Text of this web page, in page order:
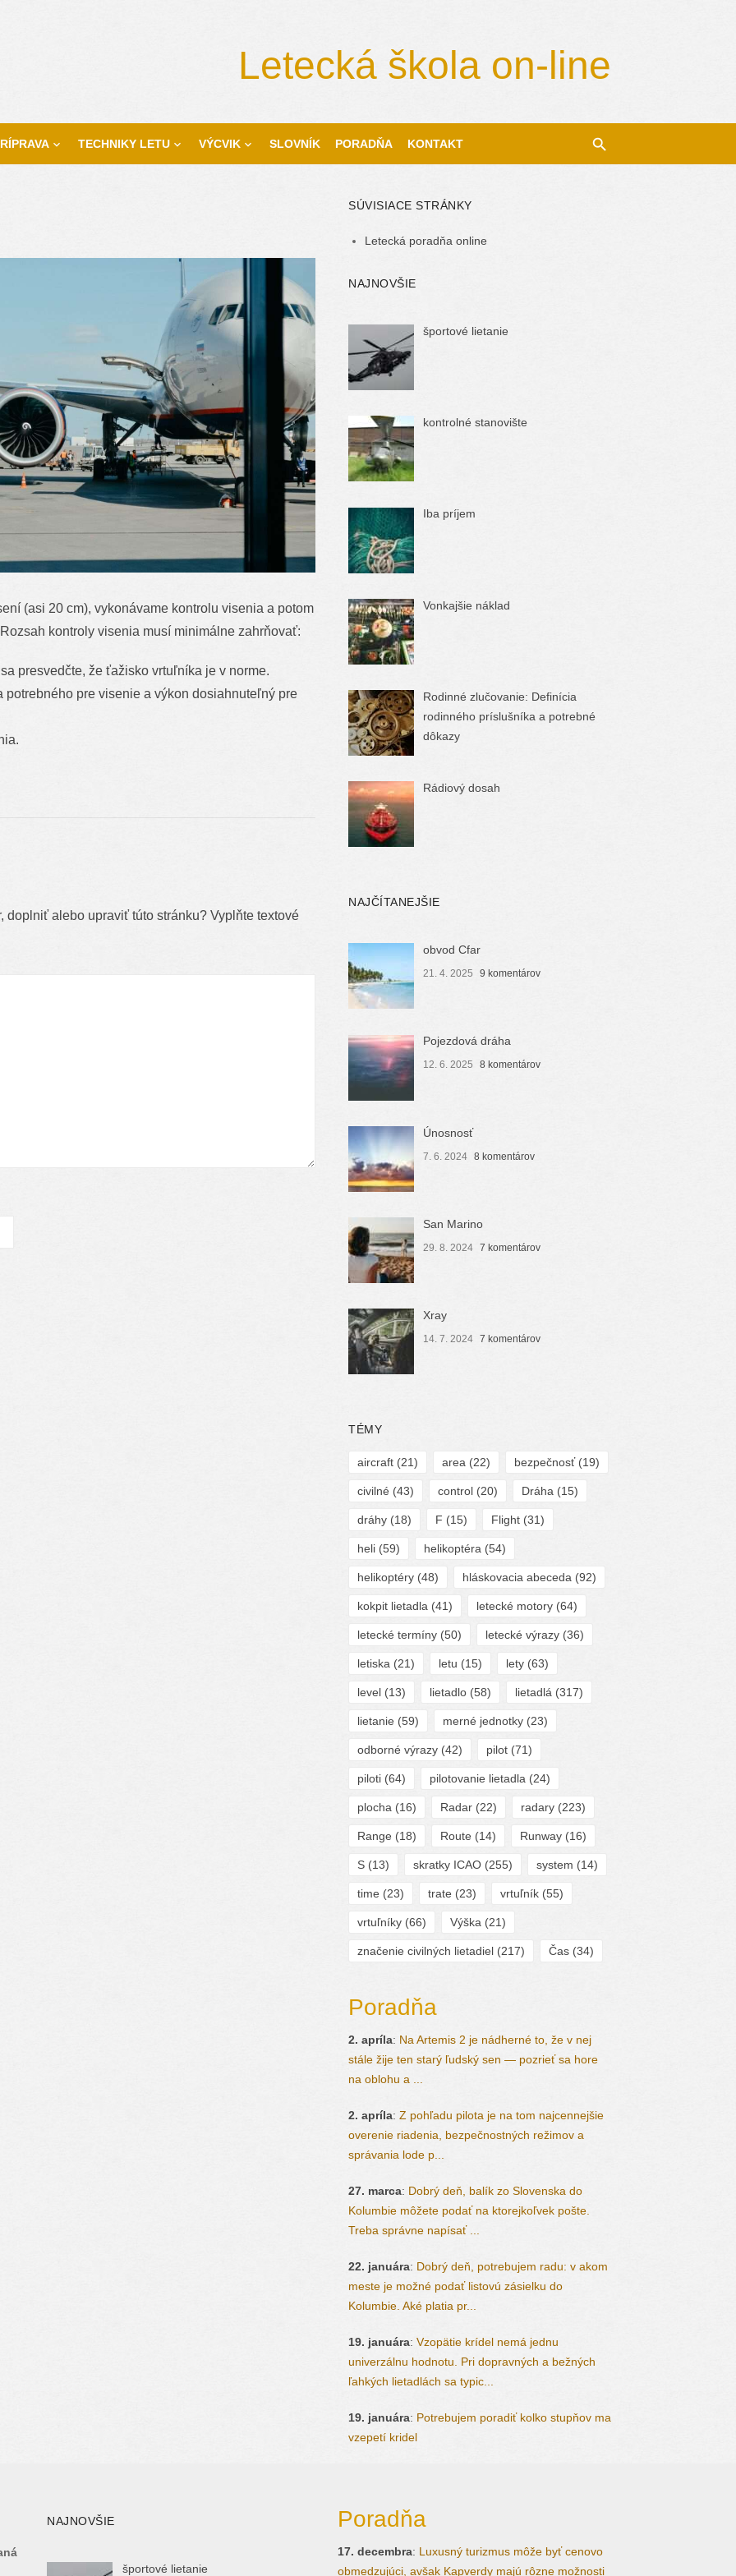
Letecká škola on-line
TECHNIKY LETU VÝCVIK SLOVNÍK PORADŇA KONTAKT
(asi 20 cm), vykonávame kontrolu visenia a potom
kontroly visenia musí minimálne zahrňovať:
presvedčte, že ťažisko vrtuľníka je v norme.
pre visenie a výkon dosiahnuteľný pre
doplniť alebo upraviť túto stránku? Vyplňte textové
SÚVISIACE STRÁNKY
Letecká poradňa online
NAJNOVŠIE
športové lietanie
kontrolné stanovište
Iba príjem
Vonkajšie náklad
Rodinné zlučovanie: Definícia
rodinného príslušníka a potrebné
dôkazy
Rádiový dosah
NAJČÍTANEJŠIE
obvod Cfar
21. 4. 2025 9 komentárov
Pojezdová dráha
12. 6. 2025 8 komentárov
Únosnosť
7. 6. 2024 8 komentárov
San Marino
29. 8. 2024 7 komentárov
Xray
14. 7. 2024 7 komentárov
TÉMY
aircraft (21) area (22) bezpečnosť(19)
civilné (43) control(20) Dráha (15)
dráhy (18) F (15) Flight(31)
heli (59) helikoptéra (54)
helikoptéry (48) hláskovacia abeceda (92)
kokpit lietadla (41) letecké motory(64)
letecké termíny (50) letecké výrazy(36)
letiska (21) letu (15) lety(63)
level (13) lietadlo(58) lietadlá (317)
lietanie (59) merné jednotky(23)
odborné výrazy (42) pilot(71)
piloti (64) pilotovanie lietadla (24)
plocha (16) Radar(22) radary(223)
Range (18) Route (14) Runway(16)
S (13) skratky ICAO(255) system (14)
time (23) trate (23) vrtuľník(55)
vrtuľníky (66) Výška (21)
značenie civilných lietadiel (217) Čas(34)
Poradňa
2. apríla: Na Artemis 2 je nádherné to, že v nej
stále žije ten starý ľudský sen — pozrieť sa hore
na oblohu a ...
2. apríla: Z pohľadu pilota je na tom najcennejšie
overenie riadenia, bezpečnostných režimov a
správania lode p...
27. marca: Dobrý deň, balík zo Slovenska do
Kolumbie môžete podať na ktorejkoľvek pošte.
Treba správne napísať ...
22. januára: Dobrý deň, potrebujem radu: v akom
meste je možné podať listovú zásielku do
Kolumbie. Aké platia pr...
19. januára: Vzopätie krídel nemá jednu
univerzálnu hodnotu. Pri dopravných a bežných
ľahkých lietadlách sa typic...
19. januára: Potrebujem poradiť kolko stupňov ma
vzepetí kridel
NAJNOVŠIE
športové lietanie
Poradňa
17. decembra: Luxusný turizmus môže byť cenovo
obmedzujúci, avšak Kapverdy majú rôzne možnosti